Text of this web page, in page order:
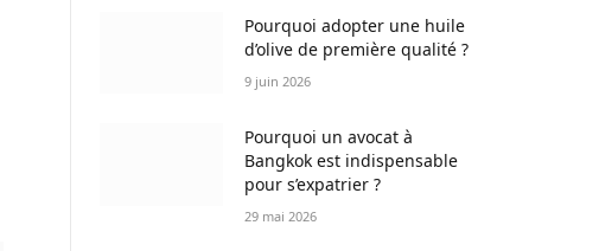
Pourquoi adopter une huile
d’olive de première qualité ?
9 juin 2026
Pourquoi un avocat à
Bangkok est indispensable
pour s’expatrier ?
29 mai 2026